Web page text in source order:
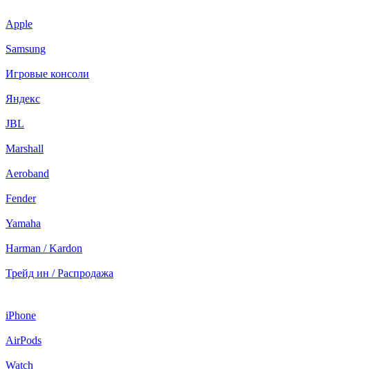
Apple
Samsung
Игровые консоли
Яндекс
JBL
Marshall
Aeroband
Fender
Yamaha
Harman / Kardon
Трейд ин / Распродажа
iPhone
AirPods
Watch